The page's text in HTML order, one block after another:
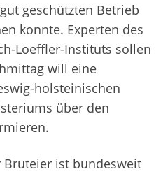
geschützten Betrieb
konnte. Experten des
Loeffler-Instituts sollen
will eine
holsteinischen
über den
ist bundesweit